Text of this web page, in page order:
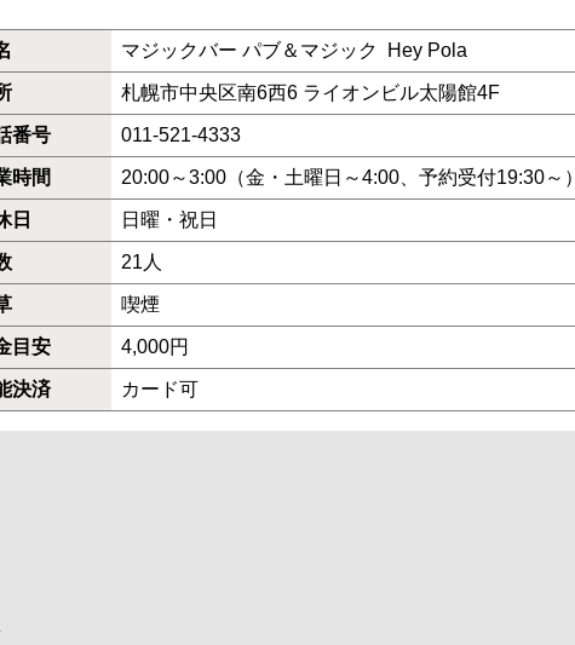
マジックバー パブ＆マジック Hey Pola
札幌市中央区南6西6 ライオンビル太陽館4F
番号 011-521-4333
時間 20:00～3:00（金・土曜日～4:00、予約受付19:30～）
日 日曜・祝日
21人
喫煙
目安 4,000円
決済 カード可